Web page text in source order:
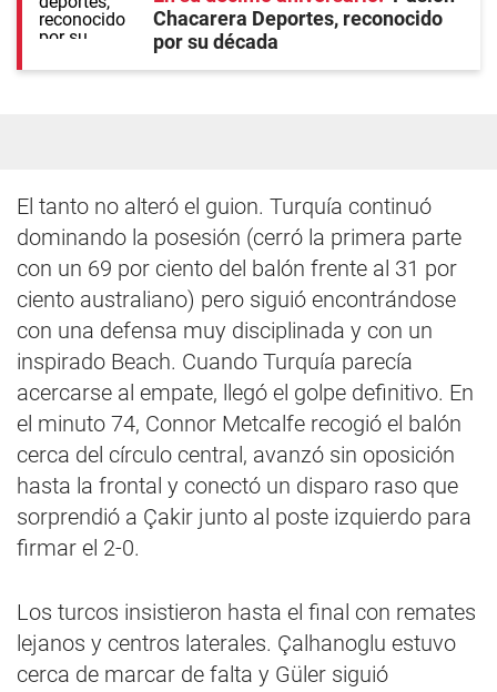
Chacarera Deportes, reconocido
por su década
El tanto no alteró el guion. Turquía continuó
dominando la posesión (cerró la primera parte
con un 69 por ciento del balón frente al 31 por
ciento australiano) pero siguió encontrándose
con una defensa muy disciplinada y con un
inspirado Beach. Cuando Turquía parecía
acercarse al empate, llegó el golpe definitivo. En
el minuto 74, Connor Metcalfe recogió el balón
cerca del círculo central, avanzó sin oposición
hasta la frontal y conectó un disparo raso que
sorprendió a Çakir junto al poste izquierdo para
firmar el 2-0.
Los turcos insistieron hasta el final con remates
lejanos y centros laterales. Çalhanoglu estuvo
cerca de marcar de falta y Güler siguió